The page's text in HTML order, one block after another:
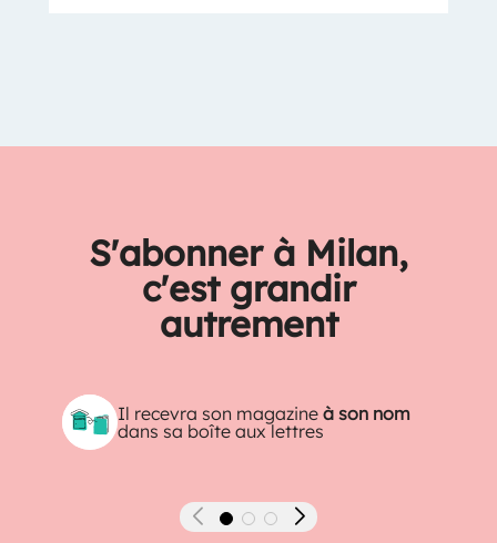
S'abonner à Milan,
c'est grandir
autrement
Il recevra son magazineà son nom
dans sa boîte aux lettres
Précédent Suivant